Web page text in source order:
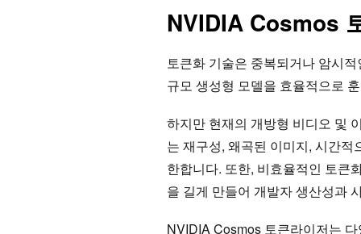
NVIDIA Cosmos
토큰화 기술은 중복되거나 암시
규모 생성형 모델을 효율적으로
하지만 현재의 개방형 비디오 및
는 재구성, 왜곡된 이미지, 시간
한합니다. 또한, 비효율적인 토큰
을 길게 만들어 개발자 생산성과
NVIDIA Cosmos 토큰라이저는